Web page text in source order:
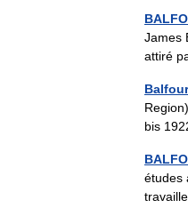
James
attiré
Balfour
bis
études